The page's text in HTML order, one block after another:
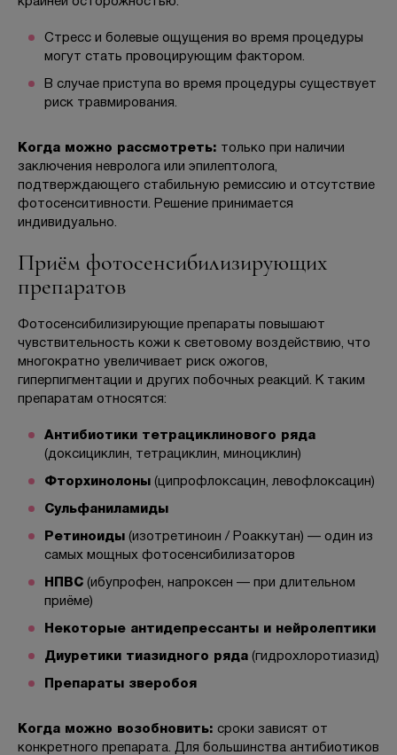
Стресс и болевые ощущения во время процедуры
могут стать провоцирующим фактором.
В случае приступа во время процедуры существует
риск травмирования.
Когда можно рассмотреть: только при наличии
заключения невролога или эпилептолога,
подтверждающего стабильную ремиссию и отсутствие
фотосенситивности. Решение принимается
индивидуально.
Приём фотосенсибилизирующих
препаратов
Фотосенсибилизирующие препараты повышают
чувствительность кожи к световому воздействию, что
многократно увеличивает риск ожогов,
гиперпигментации и других побочных реакций. К таким
препаратам относятся:
Антибиотики тетрациклинового ряда
(доксициклин, тетрациклин, миноциклин)
Фторхинолоны (ципрофлоксацин, левофлоксацин)
Сульфаниламиды
Ретиноиды (изотретиноин / Роаккутан) — один из
самых мощных фотосенсибилизаторов
НПВС (ибупрофен, напроксен — при длительном
приёме)
Некоторые антидепрессанты и нейролептики
Диуретики тиазидного ряда (гидрохлоротиазид)
Препараты зверобоя
Когда можно возобновить: сроки зависят от
конкретного препарата. Для большинства антибиотиков